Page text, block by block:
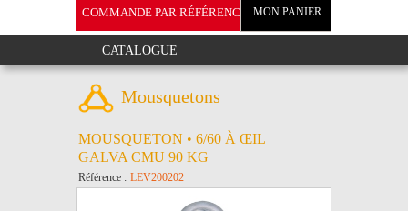
MON PANIER
COMMANDE PAR RÉFÉRENCE
CATALOGUE
Mousquetons
MOUSQUETON • 6/60 À ŒIL
GALVA CMU 90 KG
Référence : LEV200202